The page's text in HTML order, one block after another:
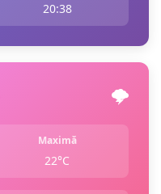
20:38
🌩️
Maximă
22°C